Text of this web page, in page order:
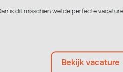
is dit misschien wel de perfecte vacature
Bekijk vacature